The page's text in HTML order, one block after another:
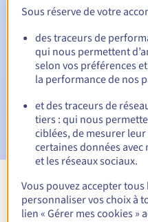
date d'échéance
E-mail le jour de
suspension du nom de
E-mail après la période
notification de la
Voir toutes
Sous réserve de votre
des traceurs de
qui nous permettent
selon vos préférences
la performance de nos
et des traceurs de
tiers : qui nous
ciblées, de mesurer
certaines données
et les réseaux sociaux.
Vous pouvez accepter
personnaliser vos choix à
lien « Gérer mes cookies »